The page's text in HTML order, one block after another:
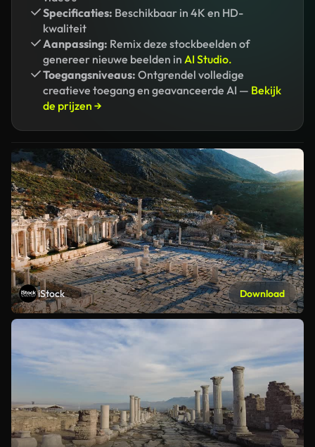
Specificaties: Beschikbaar in 4K en HD-
kwaliteit
Aanpassing: Remix deze stockbeelden of
genereer nieuwe beelden in AI Studio.
Toegangsniveaus: Ontgrendel volledige
creatieve toegang en geavanceerde AI — Bekijk
de prijzen →
iStock Download